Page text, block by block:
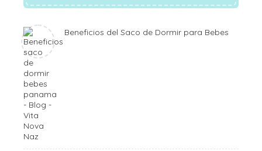
Beneficios del Saco de Dormir para Bebes